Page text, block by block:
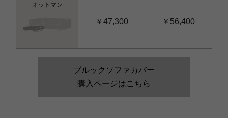
オットマン
￥47,300 ￥56,400
ブルックソファカバー
購入ページはこちら